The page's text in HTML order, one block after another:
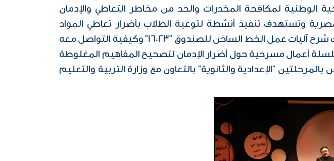
الوطنية لمكافحة المخدرات والحد من مخاطر التعاطي والإدمان
المصرية وتستهدف تنفيذ أنشطة لتوعية الطلاب بأضرار تعاطي المواد
المخدرة والرد على استفسارات الطلاب فيما يتعلق بمشكلة الإدمان وكذلك شرح آليات عمل الخط الساخن للصندوق "16023" وكيفية التواصل معه
أعمال مسرحية حول أضرار الإدمان لتصحيح المفاهيم المغلوطة
"الإعدادية والثانوية" بالتعاون مع وزارة التربية والتعليم